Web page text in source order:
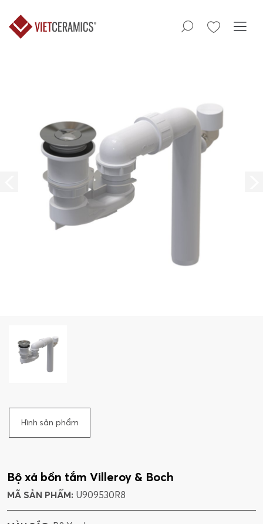
Hình sản phẩm
Bộ xả bồn tắm Villeroy & Boch
MÃ SẢN PHẨM: U909530R8